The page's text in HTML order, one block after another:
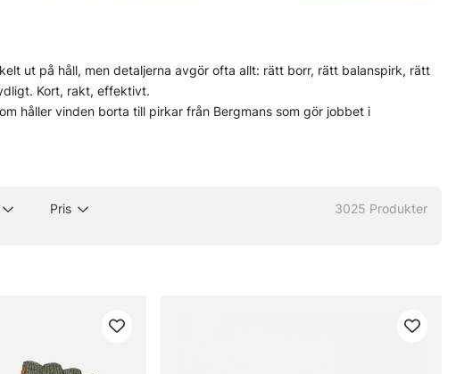
ut på håll, men detaljerna avgör ofta allt: rätt borr, rätt balanspirk, rätt
Kort, rakt, effektivt.
håller vinden borta till pirkar från Bergmans som gör jobbet i
Pris 3025 Produkter